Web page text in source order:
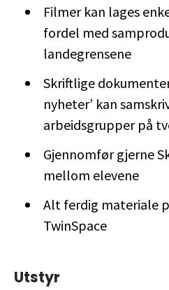
Filmer kan lages
fordel med
landegrensene
Skriftlige
nyheter’ kan
arbeidsgrupper på
Gjennomfør gjerne
mellom elevene
Alt ferdig materiale
TwinSpace
Utstyr